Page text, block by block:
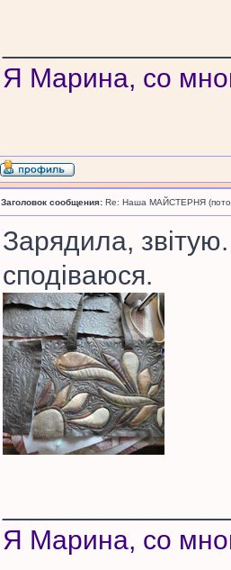
Я Марина, со
Заголовок сообщения: Re: Наша МАЙСТЕРНЯ
Зарядила,
сподіваюся.
Я Марина, со